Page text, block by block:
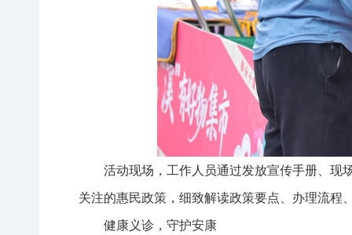
活动现场，工作人员通过发放宣传手册、现
关注的惠民政策，细致解读政策要点、办理流程
健康义诊，守护安康